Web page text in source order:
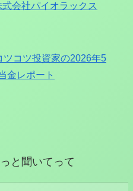
式会社パイオラックス
ツコツ投資家の2026年5
金レポート
と聞いてって